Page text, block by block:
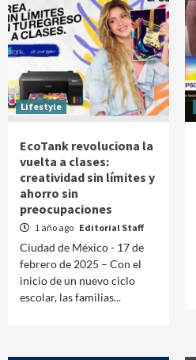
Lifestyle
EcoTank revoluciona la
vuelta a clases:
creatividad sin límites y
ahorro sin
preocupaciones
1 año ago Editorial Staff
Ciudad de México - 17 de
febrero de 2025 – Con el
inicio de un nuevo ciclo
escolar, las familias...